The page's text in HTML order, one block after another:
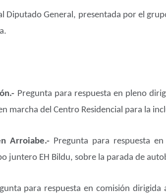
Diputado General, presentada por el
Pregunta para respuesta en pleno
marcha del Centro Residencial para la
Arroiabe.- Pregunta para respuesta
juntero EH Bildu, sobre la parada de
para respuesta en comisión